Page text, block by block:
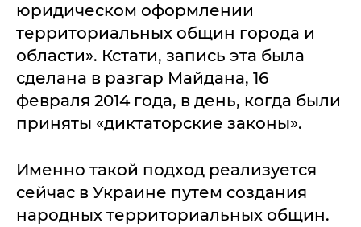
юридическом оформлении
территориальных общин города и
области». Кстати, запись эта была
сделана в разгар Майдана, 16
февраля 2014 года, в день, когда были
приняты «диктаторские законы».
Именно такой подход реализуется
сейчас в Украине путем создания
народных территориальных общин.